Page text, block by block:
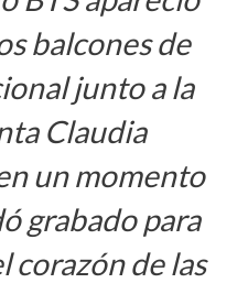
balcones de
junto a la
Claudia
un momento
grabado para
corazón de las